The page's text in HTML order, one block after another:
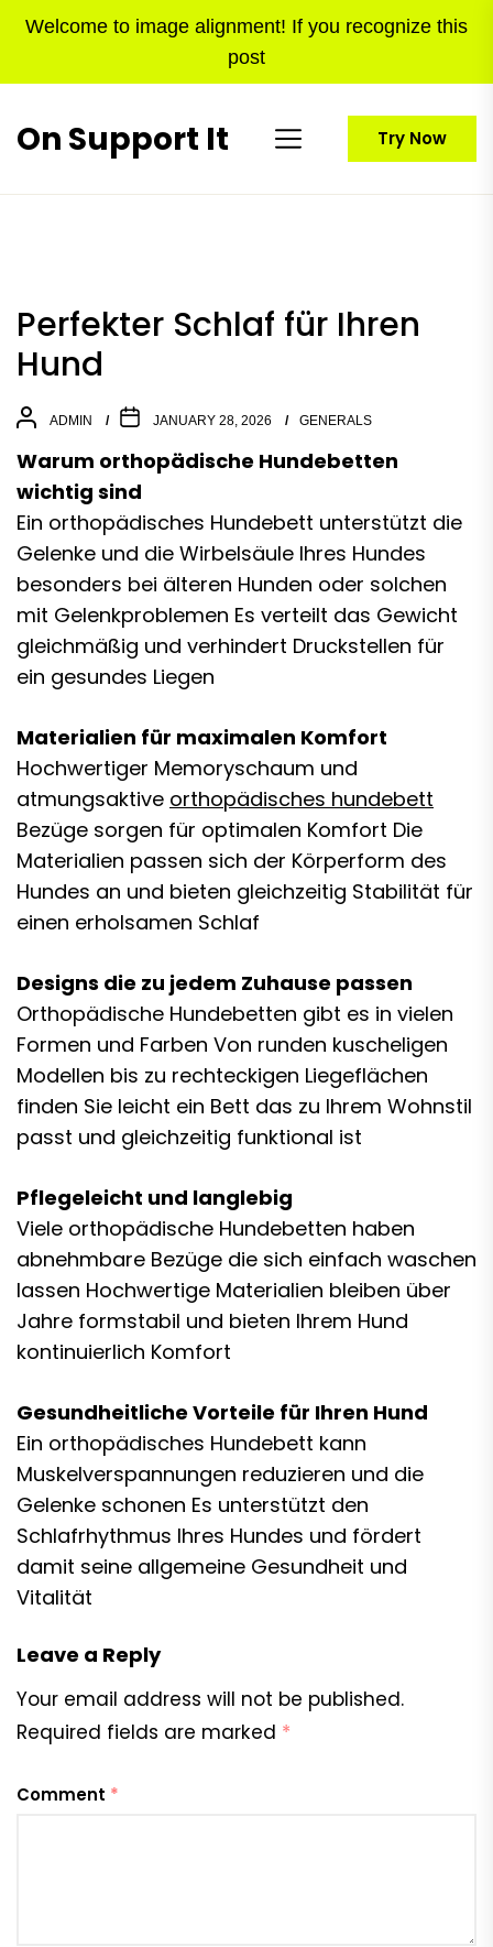
Welcome to image alignment! If you recognize this
post
On Support It Try Now
Perfekter Schlaf für Ihren
Hund
ADMIN JANUARY 28, 2026 GENERALS
Warum orthopädische Hundebetten
wichtig sind
Ein orthopädisches Hundebett unterstützt die
Gelenke und die Wirbelsäule Ihres Hundes
besonders bei älteren Hunden oder solchen
mit Gelenkproblemen Es verteilt das Gewicht
gleichmäßig und verhindert Druckstellen für
ein gesundes Liegen
Materialien für maximalen Komfort
Hochwertiger Memoryschaum und
atmungsaktive orthopädisches hundebett
Bezüge sorgen für optimalen Komfort Die
Materialien passen sich der Körperform des
Hundes an und bieten gleichzeitig Stabilität für
einen erholsamen Schlaf
Designs die zu jedem Zuhause passen
Orthopädische Hundebetten gibt es in vielen
Formen und Farben Von runden kuscheligen
Modellen bis zu rechteckigen Liegeflächen
finden Sie leicht ein Bett das zu Ihrem Wohnstil
passt und gleichzeitig funktional ist
Pflegeleicht und langlebig
Viele orthopädische Hundebetten haben
abnehmbare Bezüge die sich einfach waschen
lassen Hochwertige Materialien bleiben über
Jahre formstabil und bieten Ihrem Hund
kontinuierlich Komfort
Gesundheitliche Vorteile für Ihren Hund
Ein orthopädisches Hundebett kann
Muskelverspannungen reduzieren und die
Gelenke schonen Es unterstützt den
Schlafrhythmus Ihres Hundes und fördert
damit seine allgemeine Gesundheit und
Vitalität
Leave a Reply
Your email address will not be published.
Required fields are marked *
Comment *